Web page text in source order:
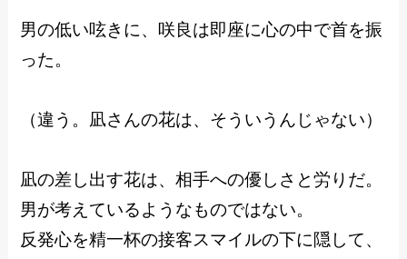
男の低い呟きに、咲良は即座に心の中で首を振
った。
（違う。凪さんの花は、そういうんじゃない）
凪の差し出す花は、相手への優しさと労りだ。
男が考えているようなものではない。
反発心を精一杯の接客スマイルの下に隠して、